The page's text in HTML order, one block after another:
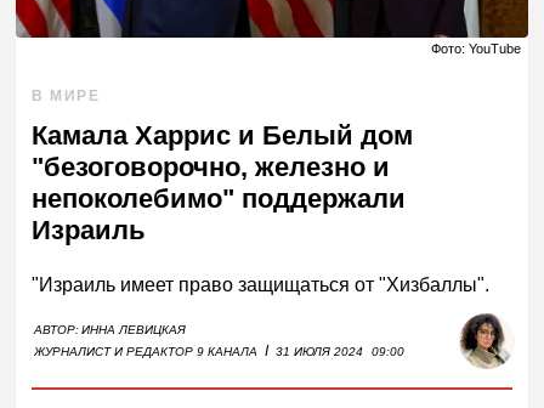
Фото: YouTube
В МИРЕ
Камала Харрис и Белый дом
"безоговорочно, железно и
непоколебимо" поддержали
Израиль
"Израиль имеет право защищаться от "Хизбаллы".
АВТОР:ИННА ЛЕВИЦКАЯ
ЖУРНАЛИСТ И РЕДАКТОР 9 КАНАЛА
I 31 ИЮЛЯ 2024 09:00